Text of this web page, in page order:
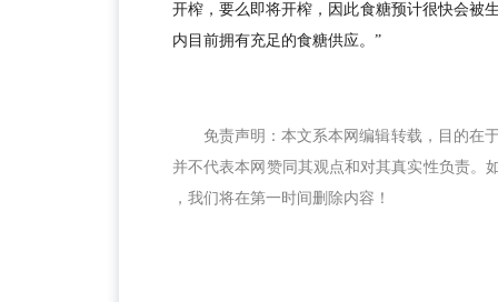
开榨，要么即将开榨，因此食糖预计很快会被
内目前拥有充足的食糖供应。”
免责声明：本文系本网编辑转载，目的在
并不代表本网赞同其观点和对其真实性负责。
，我们将在第一时间删除内容！